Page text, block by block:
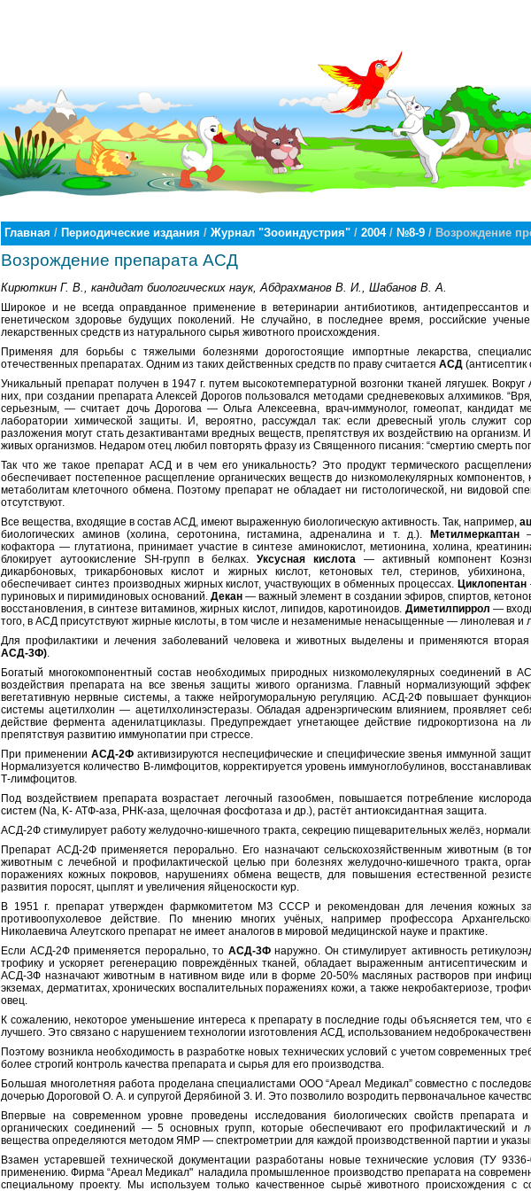
Главная / Периодические издания / Журнал "Зооиндустрия" / 2004/ №8-9 / Возрождение
Возрождение препарата АСД
Кирюткин Г. В., кандидат биологических наук, Абдрахманов В. И., Шабанов В. А.
Широкое и не всегда оправданное применение в ветеринарии антибиотиков, антидепрессантов
генетическом здоровье будущих поколений. Не случайно, в последнее время, российские
лекарственных средств из натурального сырья животного происхождения.
Применяя для борьбы с тяжелыми болезнями дорогостоящие импортные лекарства,
отечественных препаратах. Одним из таких действенных средств по праву считается АСД (антисептик
Уникальный препарат получен в 1947 г. путем высокотемпературной возгонки тканей лягушек.
них, при создании препарата Алексей Дорогов пользовался методами средневековых алхимиков.
серьезным, — считает дочь Дорогова — Ольга Алексеевна, врач-иммунолог, гомеопат, кандидат
лаборатории химической защиты. И, вероятно, рассуждал так: если древесный уголь служит
разложения могут стать дезактивантами вредных веществ, препятствуя их воздействию на организм.
живых организмов. Недаром отец любил повторять фразу из Священного писания: “смертию смерть
Так что же такое препарат АСД и в чем его уникальность? Это продукт термического
обеспечивает постепенное расщепление органических веществ до низкомолекулярных
метаболитам клеточного обмена. Поэтому препарат не обладает ни гистологической, ни видовой
отсутствуют.
Все вещества, входящие в состав АСД, имеют выраженную биологическую активность. Так, например,
биологических аминов (холина, серотонина, гистамина, адреналина и т. д.).
Метилмеркаптан—
кофактора — глутатиона, принимает участие в синтезе аминокислот, метионина, холина,
блокирует аутоокисление SH-групп в белках. Уксусная кислота — активный компонент
дикарбоновых, трикарбоновых кислот и жирных кислот, кетоновых тел, стеринов, убихинона,
обеспечивает синтез производных жирных кислот, участвующих в обменных процессах. Циклопентан
пуриновых и пиримидиновых оснований.Декан — важный элемент в создании эфиров, спиртов,
восстановления, в синтезе витаминов, жирных кислот, липидов, каротиноидов. Диметилпиррол —
того, в АСД присутствуют жирные кислоты, в том числе и незаменимые ненасыщенные — линолевая и
Для профилактики и лечения заболеваний человека и животных выделены и применяются
АСД-3Ф).
Богатый многокомпонентный состав необходимых природных низкомолекулярных соединений в
воздействия препарата на все звенья защиты живого организма. Главный нормализующий
вегетативную нервные системы, а также нейрогуморальную регуляцию. АСД-2Ф повышает
системы ацетилхолин — ацетилхолинэстеразы. Обладая адренэргическим влиянием, проявляет
действие фермента аденилатциклазы. Предупреждает угнетающее действие гидрокортизона на
препятствуя развитию иммунопатии при стрессе.
При применении АСД-2Фактивизируются неспецифические и специфические звенья иммунной
Нормализуется количество В-лимфоцитов, корректируется уровень иммуноглобулинов,
Т-лимфоцитов.
Под воздействием препарата возрастает легочный газообмен, повышается потребление
систем (Na, K- АТФ-аза, РНК-аза, щелочная фосфотаза и др.), растёт антиоксидантная защита.
АСД-2Ф стимулирует работу желудочно-кишечного тракта, секрецию пищеварительных желёз,
Препарат АСД-2Ф применяется перорально. Его назначают сельскохозяйственным животным (в
животным с лечебной и профилактической целью при болезнях желудочно-кишечного тракта,
поражениях кожных покровов, нарушениях обмена веществ, для повышения естественной
развития поросят, цыплят и увеличения яйценоскости кур.
В 1951 г. препарат утвержден фармкомитетом МЗ СССР и рекомендован для лечения кожных
противоопухолевое действие. По мнению многих учёных, например профессора
Николаевича Алеутского препарат не имеет аналогов в мировой медицинской науке и практике.
Если АСД-2Ф применяется перорально, то АСД-3Фнаружно. Он стимулирует активность
трофику и ускоряет регенерацию повреждённых тканей, обладает выраженным антисептическим
АСД-ЗФ назначают животным в нативном виде или в форме 20-50% масляных растворов при
экземах, дерматитах, хронических воспалительных поражениях кожи, а также некробактериозе,
овец.
К сожалению, некоторое уменьшение интереса к препарату в последние годы объясняется тем, что
лучшего. Это связано с нарушением технологии изготовления АСД, использованием
Поэтому возникла необходимость в разработке новых технических условий с учетом современных
более строгий контроль качества препарата и сырья для его производства.
Большая многолетняя работа проделана специалистами ООО “Ареал Медикал” совместно с
дочерью Дороговой О. А. и супругой Дерябиной З. И. Это позволило возродить первоначальное
Впервые на современном уровне проведены исследования биологических свойств препарата
органических соединений — 5 основных групп, которые обеспечивают его профилактический и
вещества определяются методом ЯМР — спектрометрии для каждой производственной партии и
Взамен устаревшей технической документации разработаны новые технические условия (ТУ
применению. Фирма “Ареал Медикал" наладила промышленное производство препарата на
специальному проекту. Мы используем только качественное сырьё животного происхождения